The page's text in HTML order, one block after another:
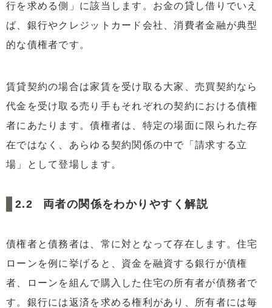
行を求める側」に該当します。お金の貸し借りでいえ
ば、銀行やクレジットカード会社、消費者金融が典型
的な債権者です。
賃貸契約の場合は家賃を受け取る大家、売買契約なら
代金を受け取る売り手もそれぞれの契約における債権
者にあたります。債権者は、特定の場面に限られた存
在ではなく、あらゆる契約関係の中で「請求する立
場」として登場します。
両者の関係をわかりやすく解説
債権者と債務者は、常に対となって存在します。住宅
ローンを例に挙げると、資金を融資する銀行が債権
者、ローンを組んで購入した住宅の所有者が債務者で
す。銀行には返済を求める権利があり、所有者には毎